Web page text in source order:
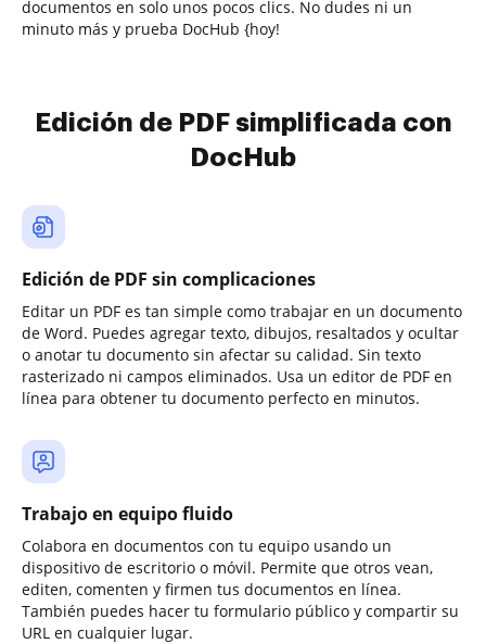
documentos en solo unos pocos clics. No dudes ni un
minuto más y prueba DocHub {hoy!
Edición de PDF simplificada con
DocHub
Edición de PDF sin complicaciones
Editar un PDF es tan simple como trabajar en un documento
de Word. Puedes agregar texto, dibujos, resaltados y ocultar
o anotar tu documento sin afectar su calidad. Sin texto
rasterizado ni campos eliminados. Usa un editor de PDF en
línea para obtener tu documento perfecto en minutos.
Trabajo en equipo fluido
Colabora en documentos con tu equipo usando un
dispositivo de escritorio o móvil. Permite que otros vean,
editen, comenten y firmen tus documentos en línea.
También puedes hacer tu formulario público y compartir su
URL en cualquier lugar.